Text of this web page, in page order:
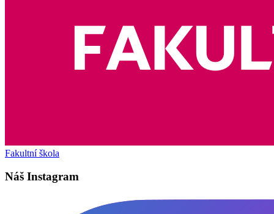
Fakultní škola
Náš Instagram